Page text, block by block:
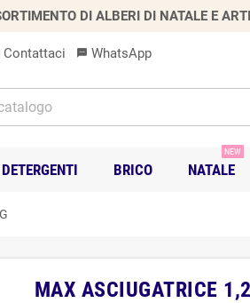
DI ALBERI DI NATALE E
Contattaci sms WhatsApp
DETERGENTI BRICO NATALE
NEW
MAX ASCIUGATRICE